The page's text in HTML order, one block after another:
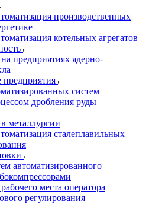
производственных
котельных агрегатов
предприятиях ядерно-
систем
дробления руды
металлургии
сталеплавильных
автоматизированного
места оператора
регулирования